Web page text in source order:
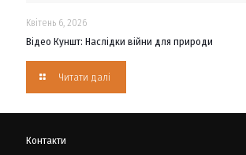
Квітень 6, 2026
Відео Куншт: Наслідки війни для природи
Читати далі
Контакти